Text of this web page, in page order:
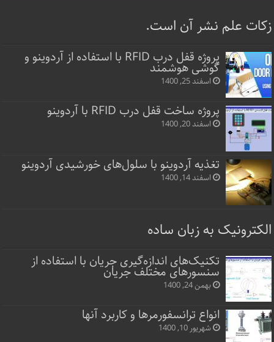
زکات علم نشر آن است.
پروژه قفل‌ درب RFID با استفاده از آردوینو و
گوشی هوشمند
اسفند 25, 1400
پروژه ساخت قفل‌ درب RFID با آردوینو
اسفند 20, 1400
تغذیه آردوینو با سلول‌های خورشیدی آردوینو
اسفند 14, 1400
الکترونیک به زبان ساده
تکنیک‌های اندازه‌گیری جریان با استفاده از
سنسورهای مختلف جریان
بهمن 24, 1400
انواع ترانسفورمرها و کاربرد آنها
شهریور 10, 1400